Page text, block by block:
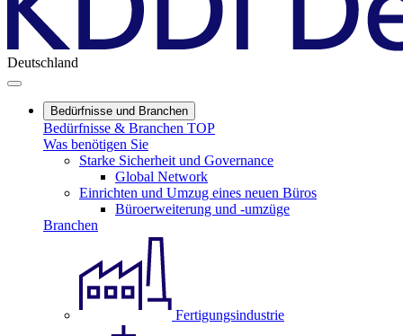
Deutschland
Bedürfnisse und Branchen
Bedürfnisse & Branchen TOP
Was benötigen Sie
Starke Sicherheit und Governance
Global Network
Einrichten und Umzug eines neuen Büros
Büroerweiterung und -umzüge
Branchen
Fertigungsindustrie